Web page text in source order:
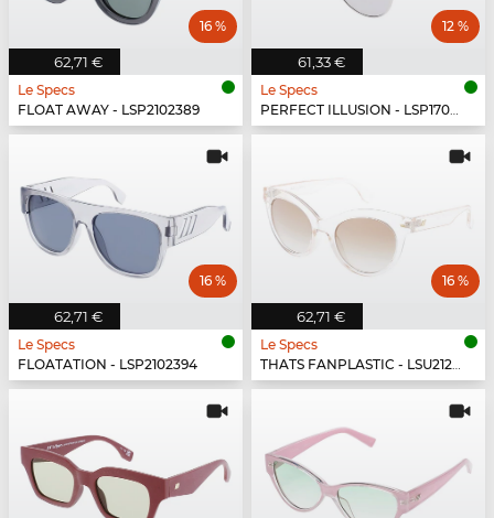
62,71 €
16 %
Le Specs
FLOAT AWAY - LSP2102389
61,33 €
12 %
Le Specs
PERFECT ILLUSION - LSP1702151
62,71 €
16 %
Le Specs
FLOATATION - LSP2102394
62,71 €
16 %
Le Specs
THATS FANPLASTIC - LSU2129539